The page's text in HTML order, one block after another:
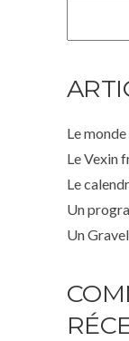
Le
Le Vexin
Le
Un
Un